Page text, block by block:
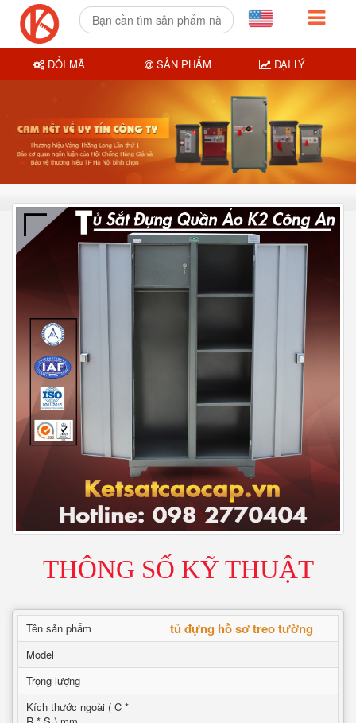
THÔNG SỐ KỸ THUẬT
Tên sản phẩm tủ đựng hồ sơ treo tường
Model
Trọng lượng
Kích thước ngoài ( C *
ĐỔI MÃ SẢN PHẨM ĐẠI LÝ